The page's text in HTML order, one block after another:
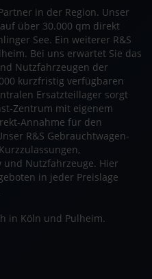
in der Region. Unser
über 30.000 qm direkt
See. Ein weiterer R&S
Bei uns erwartet Sie das
Nutzfahrzeugen der
kurzfristig verfügbaren
Ersatzteillager sorgt
Zentrum mit eigenem
Annahme für den
R&S Gebrauchtwagen-
und Nutzfahrzeuge. Hier
in jeder Preislage
in Köln und Pulheim.